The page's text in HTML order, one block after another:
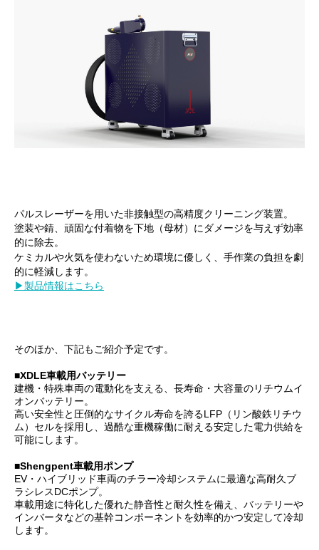
パルスレーザーを用いた非接触型の高精度クリーニング装置。
塗装や錆、頑固な付着物を下地（母材）にダメージを与えず効率
的に除去。
ケミカルや火気を使わないため環境に優しく、手作業の負担を劇
的に軽減します。
▶製品情報はこちら
そのほか、下記もご紹介予定です。
■XDLE車載用バッテリー
建機・特殊車両の電動化を支える、長寿命・大容量のリチウムイ
オンバッテリー。
高い安全性と圧倒的なサイクル寿命を誇るLFP（リン酸鉄リチウ
ム）セルを採用し、過酷な重機稼働に耐える安定した電力供給を
可能にします。
■Shengpent車載用ポンプ
EV・ハイブリッド車両のチラー冷却システムに最適な高耐久ブ
ラシレスDCポンプ。
車載用途に特化した優れた静音性と耐久性を備え、バッテリーや
インバータなどの基幹コンポーネントを効率的かつ安定して冷却
します。